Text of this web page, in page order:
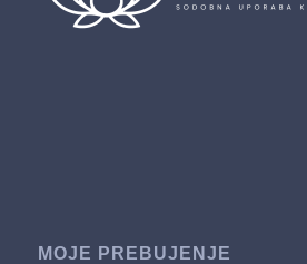
MOJE PREBUJENJE